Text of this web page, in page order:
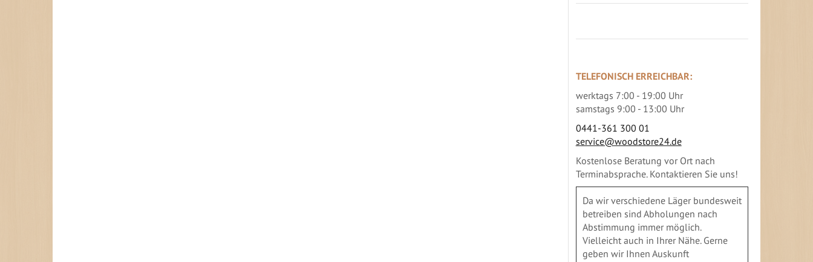
TELEFONISCH ERREICHBAR:
werktags 7:00 - 19:00 Uhr
samstags 9:00 - 13:00 Uhr
0441-361 300 01
service@woodstore24.de
Kostenlose Beratung vor Ort nach
Terminabsprache. Kontaktieren Sie uns!
Da wir verschiedene Läger bundesweit
betreiben sind Abholungen nach
Abstimmung immer möglich.
Vielleicht auch in Ihrer Nähe. Gerne
geben wir Ihnen Auskunft